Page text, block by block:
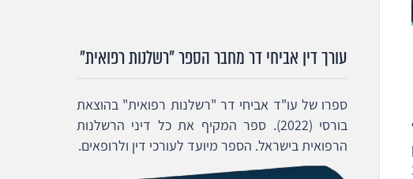
עורך דין אביחי דר מחבר הספר "רשלנות רפואית"
ספרו של עו"ד אביחי דר "רשלנות רפואית" בהוצאת
בורסי (2022). ספר המקיף את כל דיני הרשלנות
הרפואית בישראל. הספר מיועד לעורכי דין ולרופאים.